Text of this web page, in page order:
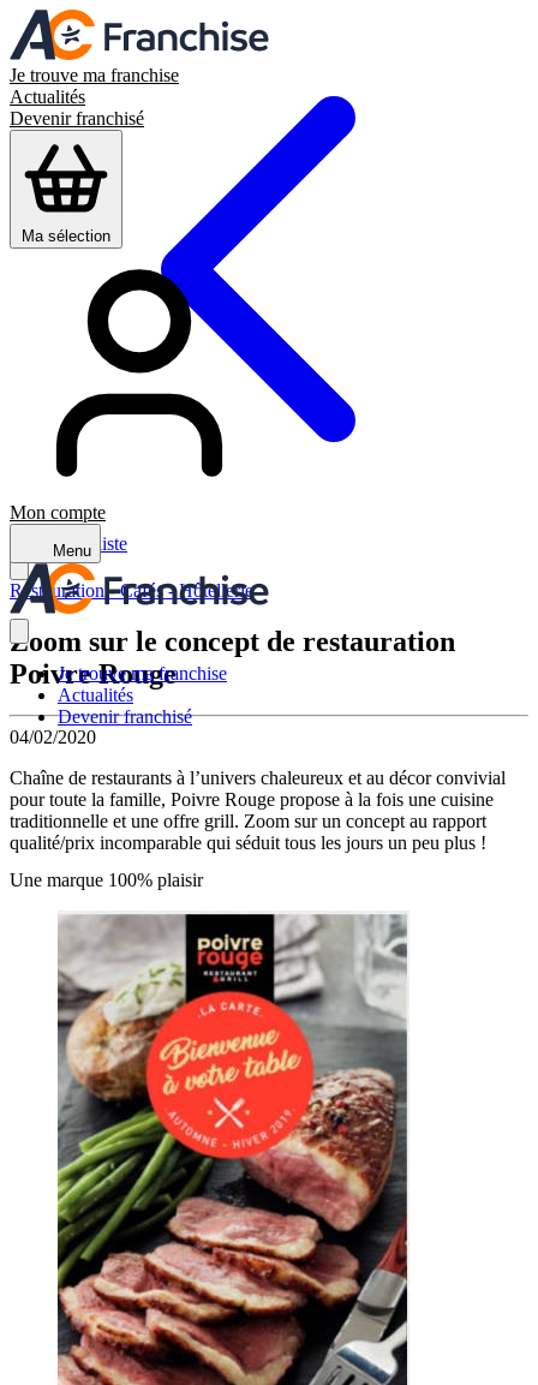
Je trouve ma franchise
Actualités
Devenir franchisé
Ma sélection
Mon compte
Menu
Je trouve ma franchise
Actualités
Devenir franchisé
Retour à la liste
Restauration - Cafés - Hôtellerie
Zoom sur le concept de restauration
Poivre Rouge
04/02/2020
Chaîne de restaurants à l’univers chaleureux et au décor convivial
pour toute la famille, Poivre Rouge propose à la fois une cuisine
traditionnelle et une offre grill. Zoom sur un concept au rapport
qualité/prix incomparable qui séduit tous les jours un peu plus !
Une marque 100% plaisir